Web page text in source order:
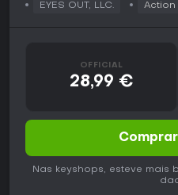
EYES OUT, LLC. Action
OFFICIAL
28,99 €
Nas keyshops, esteve mais